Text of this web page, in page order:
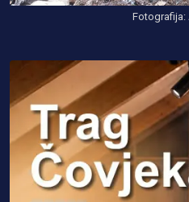
Fotografija: